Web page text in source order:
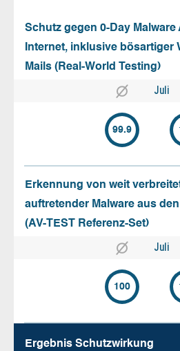
Schutz gegen 0-Day
Internet, inklusive bösartiger
Mails (Real-World Testing)
Juli
99.9
Erkennung von weit
auftretender Malware aus
(AV-TEST Referenz-Set)
Juli
100
Ergebnis Schutz­wirkung